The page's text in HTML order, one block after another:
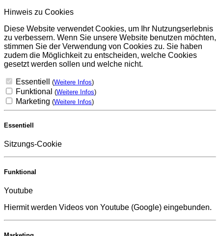
Hinweis zu Cookies
Diese Website verwendet Cookies, um Ihr Nutzungserlebnis
zu verbessern. Wenn Sie unsere Website benutzen möchten,
stimmen Sie der Verwendung von Cookies zu. Sie haben
zudem die Möglichkeit zu entscheiden, welche Cookies
gesetzt werden sollen und welche nicht.
Essentiell (Weitere Infos)
Funktional (Weitere Infos)
Marketing (Weitere Infos)
Essentiell
Sitzungs-Cookie
Funktional
Youtube
Hiermit werden Videos von Youtube (Google) eingebunden.